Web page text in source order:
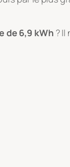
de 6,9 kWh? Il